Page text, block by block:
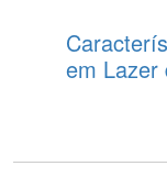
em Lazer